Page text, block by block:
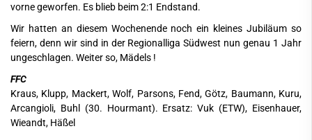
vorne geworfen. Es blieb beim 2:1 Endstand.
Wir hatten an diesem Wochenende noch ein kleines Jubiläum so
feiern, denn wir sind in der Regionalliga Südwest nun genau 1 Jahr
ungeschlagen. Weiter so, Mädels !
FFC
Kraus, Klupp, Mackert, Wolf, Parsons, Fend, Götz, Baumann, Kuru,
Arcangioli, Buhl (30. Hourmant). Ersatz: Vuk (ETW), Eisenhauer,
Wieandt, Häßel